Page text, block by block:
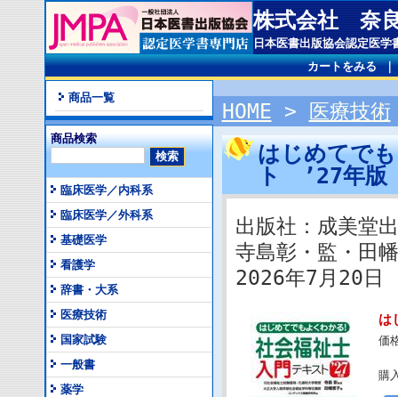
株式会社 奈
日本医書出版協会認定医
カートをみる
商品一覧
商品検索
臨床医学／内科系
臨床医学／外科系
基礎医学
看護学
辞書・大系
医療技術
国家試験
一般書
薬学
HOME > 医療技術
はじめてで
ト ’27年
出版社：成美堂
寺島彰・監・田
2026年7月20日
は
価
購